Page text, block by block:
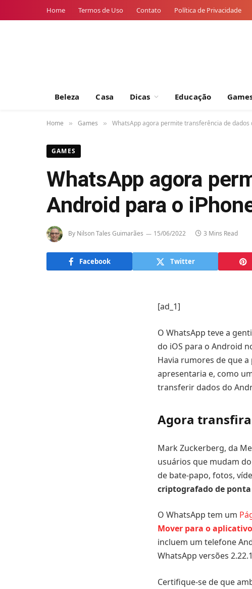
Home Termos de Uso Contato Política de Privacidade
Beleza Casa Dicas Educação
Home » Games » WhatsApp agora permite transferência de
GAMES
WhatsApp agora
Android para o
By Nilson Tales Guimarães 15/06/2022 3 Mins Read
Facebook Twitter
[ad_1]
O WhatsApp teve a
do iOS para o Android
Havia rumores de que
apresentaria e, como
transferir dados do
Agora transfira
Mark Zuckerberg, da
usuários que mudam
de bate-papo, fotos,
criptografado de
O WhatsApp tem um
Mover para o
incluem um telefone
WhatsApp versões
Certifique-se de que